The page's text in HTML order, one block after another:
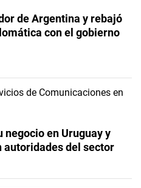
de Argentina y rebajó
con el gobierno
en Uruguay y
autoridades del sector